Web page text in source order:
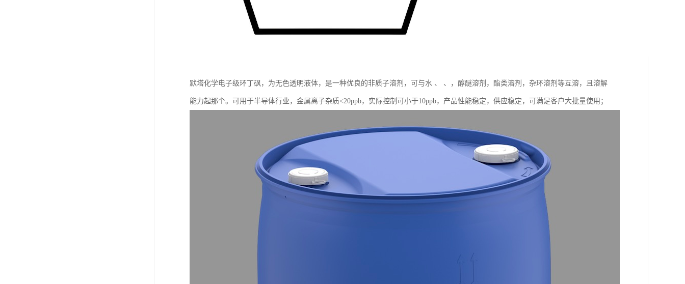
默塔化学电子级环丁砜，为无色透明液体，是一种优良的非质子溶剂，可与水 、 、，醇醚溶剂，酯类溶剂，杂环溶剂等互溶，且溶解
能力起那个。可用于半导体行业，金属离子杂质<20ppb，实际控制可小于10ppb，产品性能稳定，供应稳定，可满足客户大批量使用；